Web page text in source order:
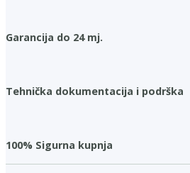
Garancija do 24 mj.
Tehnička dokumentacija i podrška
100% Sigurna kupnja